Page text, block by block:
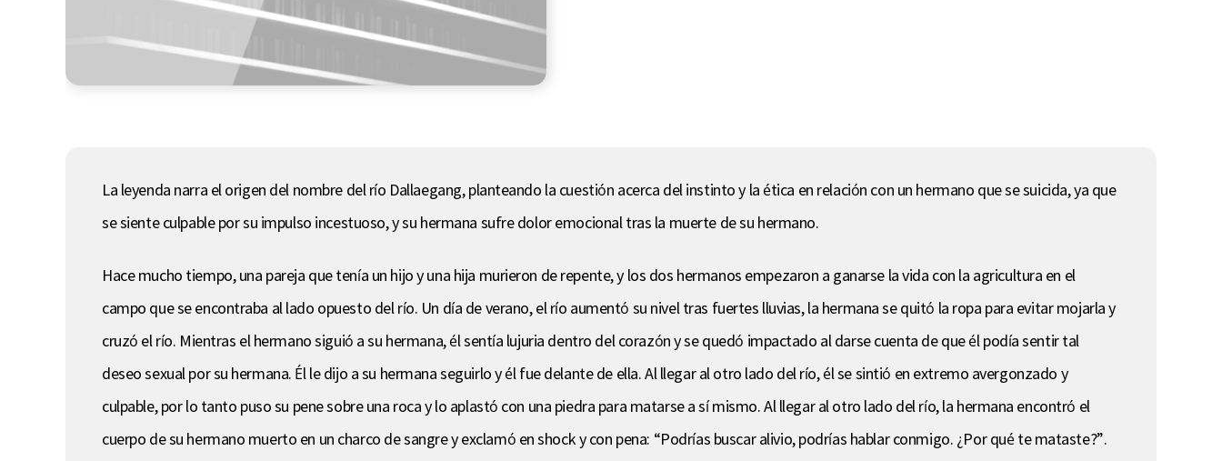
La leyenda narra el origen del nombre del río Dallaegang, planteando la cuestión acerca del instinto y la ética en relación con un hermano que se suicida, ya que
se siente culpable por su impulso incestuoso, y su hermana sufre dolor emocional tras la muerte de su hermano.
Hace mucho tiempo, una pareja que tenía un hijo y una hija murieron de repente, y los dos hermanos empezaron a ganarse la vida con la agricultura en el
campo que se encontraba al lado opuesto del río. Un día de verano, el río aumentó su nivel tras fuertes lluvias, la hermana se quitó la ropa para evitar mojarla y
cruzó el río. Mientras el hermano siguió a su hermana, él sentía lujuria dentro del corazón y se quedó impactado al darse cuenta de que él podía sentir tal
deseo sexual por su hermana. Él le dijo a su hermana seguirlo y él fue delante de ella. Al llegar al otro lado del río, él se sintió en extremo avergonzado y
culpable, por lo tanto puso su pene sobre una roca y lo aplastó con una piedra para matarse a sí mismo. Al llegar al otro lado del río, la hermana encontró el
cuerpo de su hermano muerto en un charco de sangre y exclamó en shock y con pena: “Podrías buscar alivio, podrías hablar conmigo. ¿Por qué te mataste?”.